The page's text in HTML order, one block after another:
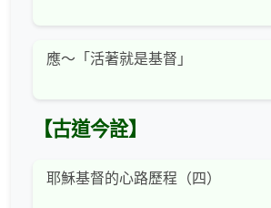
應～「活著就是基督」
【古道今詮】
耶穌基督的心路歷程（四）